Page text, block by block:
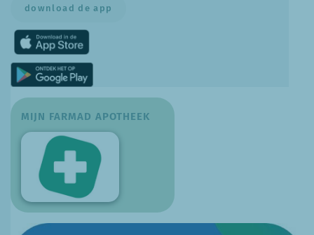
download de app
MIJN FARMAD APOTHEEK